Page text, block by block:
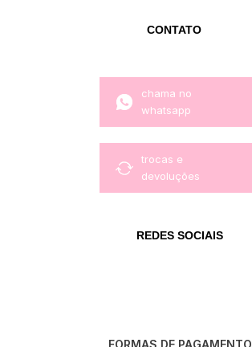
CONTATO
chama no
whatsapp
trocas e
devoluções
REDES SOCIAIS